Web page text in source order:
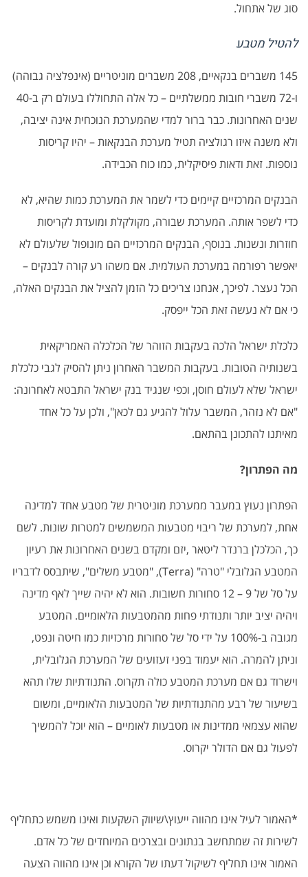
סוג של אתחול.
להטיל מטבע
145 משברים בנקאיים, 208 משברים מוניטריים (אינפלציה גבוהה)
ו-72 משברי חובות ממשלתיים – כל אלה התחוללו בעולם רק ב-40
שנים האחרונות. כבר ברור למדי שהמערכת הנוכחית אינה יציבה,
ולא משנה איזו רגולציה תטיל מערכת הבנקאות – יהיו קריסות
נוספות. זאת ודאות פיסיקלית, כמו כוח הכבידה.
הבנקים המרכזיים קיימים כדי לשמר את המערכת כמות שהיא, לא
כדי לשפר אותה. המערכת שבורה, מקולקלת ומועדת לקריסות
חוזרות ונשנות. בנוסף, הבנקים המרכזיים הם מונופול שלעולם לא
יאפשר רפורמה במערכת העולמית. אם משהו רע קורה לבנקים –
הכל נעצר. לפיכך, אנחנו צריכים כל הזמן להציל את הבנקים האלה,
כי אם לא נעשה זאת הכל ייפסק.
כלכלת ישראל הלכה בעקבות הזוהר של הכלכלה האמריקאית
בשנותיה הטובות. בעקבות המשבר האחרון ניתן להסיק לגבי כלכלת
ישראל שלא לעולם חוסן, וכפי שנגיד בנק ישראל התבטא לאחרונה:
"אם לא נזהר, המשבר עלול להגיע גם לכאן", ולכן על כל אחד
מאיתנו להתכונן בהתאם.
מה הפתרון?
הפתרון נעוץ במעבר ממערכת מוניטרית של מטבע אחד למדינה
אחת, למערכת של ריבוי מטבעות המשמשים למטרות שונות. לשם
כך, הכלכלן ברנדר ליטאר ,יזם ומקדם בשנים האחרונות את רעיון
המטבע הגלובלי "טרה" (Terra), "מטבע משלים", שיתבסס לדבריו
על סל של 9 – 12 סחורות חשובות. הוא לא יהיה שייך לאף מדינה
ויהיה יציב יותר ותנודתי פחות מהמטבעות הלאומיים. המטבע
מגובה ב-100% על ידי סל של סחורות מרכזיות כמו חיטה ונפט,
וניתן להמרה. הוא יעמוד בפני זעזועים של המערכת הגלובלית,
וישרוד גם אם מערכת המטבע כולה תקרוס. התנודתיות שלו תהא
בשיעור של רבע מהתנודתיות של המטבעות הלאומיים, ומשום
שהוא עצמאי ממדינות או מטבעות לאומיים – הוא יוכל להמשיך
לפעול גם אם הדולר יקרוס.
*האמור לעיל אינו מהווה ייעוץ\שיווק השקעות ואינו משמש כתחליף
לשירות זה שמתחשב בנתונים ובצרכים המיוחדים של כל אדם.
האמור אינו תחליף לשיקול דעתו של הקורא וכן אינו מהווה הצעה